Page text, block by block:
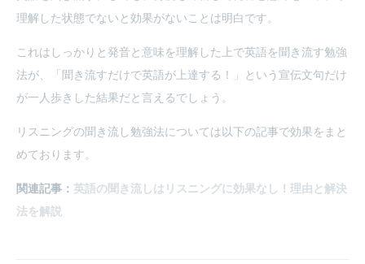
理解した状態でないと効果がないことは明白です。
これはしっかりと発音と意味を理解した上で英語を聞き流す勉強
法が、「聞き流すだけで英語が上達する！」という宣伝文句だけ
が一人歩きした結果だと言えるでしょう。
リスニングの聞き流し勉強法については以下の記事で効果をまと
めております。
関連記事： 英語の聞き流しはリスニングに効果なし！理由と解決
法を解説